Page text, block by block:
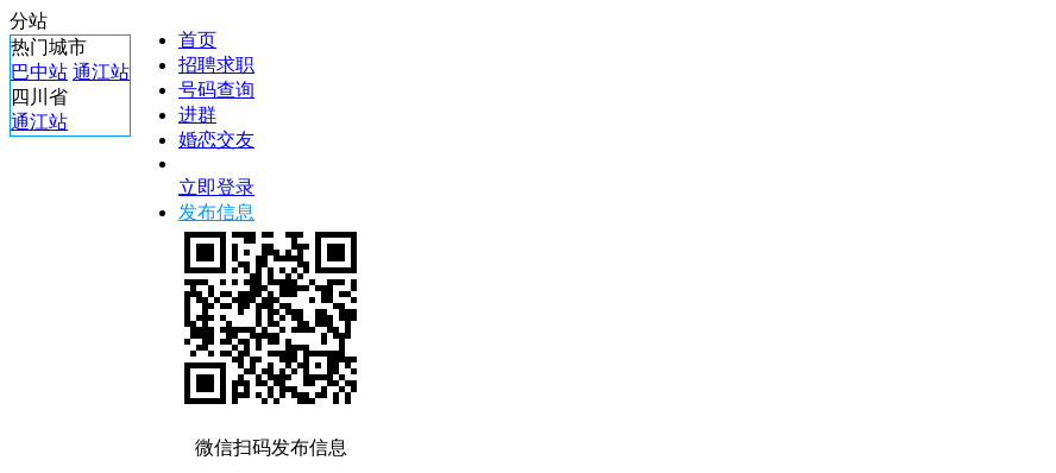
分站
热门城市
巴中站 通江站
四川省
通江站
首页
招聘求职
号码查询
进群
婚恋交友
立即登录
发布信息
微信扫码发布信息